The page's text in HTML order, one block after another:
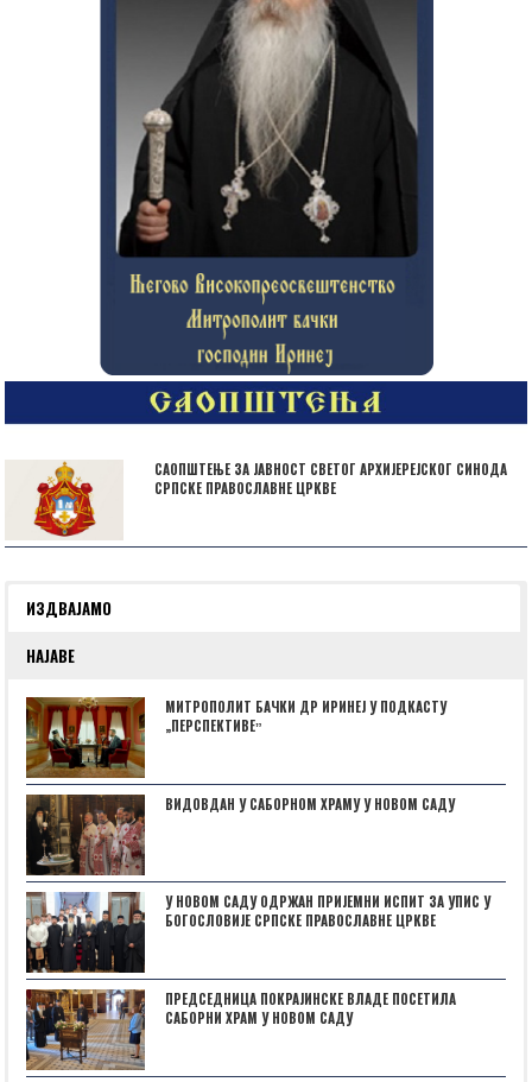
САОПШТЕЊЕ ЗА ЈАВНОСТ СВЕТОГ АРХИЈЕРЕЈСКОГ СИНОДА
СРПСКЕ ПРАВОСЛАВНЕ ЦРКВЕ
ИЗДВАЈАМО
НАЈАВЕ
МИТРОПОЛИТ БАЧКИ ДР ИРИНЕЈ У ПОДКАСТУ
„ПЕРСПЕКТИВЕˮ
ВИДОВДАН У САБОРНОМ ХРАМУ У НОВОМ САДУ
У НОВОМ САДУ ОДРЖАН ПРИЈЕМНИ ИСПИТ ЗА УПИС У
БОГОСЛОВИЈЕ СРПСКЕ ПРАВОСЛАВНЕ ЦРКВЕ
ПРЕДСЕДНИЦА ПОКРАЈИНСКЕ ВЛАДЕ ПОСЕТИЛА
САБОРНИ ХРАМ У НОВОМ САДУ